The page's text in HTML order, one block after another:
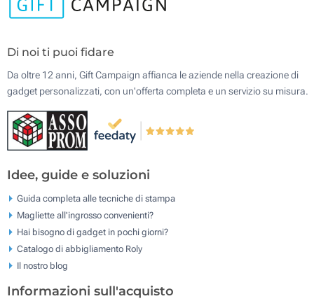
Di noi ti puoi fidare
Da oltre 12 anni, Gift Campaign affianca le aziende nella creazione di
gadget personalizzati, con un'offerta completa e un servizio su misura.
Idee, guide e soluzioni
Guida completa alle tecniche di stampa
Magliette all'ingrosso convenienti?
Hai bisogno di gadget in pochi giorni?
Catalogo di abbigliamento Roly
Il nostro blog
Informazioni sull'acquisto